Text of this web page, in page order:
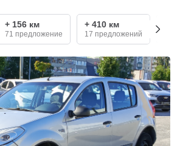
+ 156 км
71 предложение
+ 410 км
17 предложений